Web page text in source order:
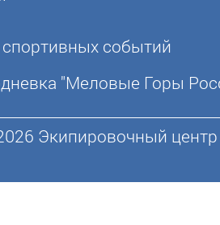
событий
"Меловые Горы
Экипировочный